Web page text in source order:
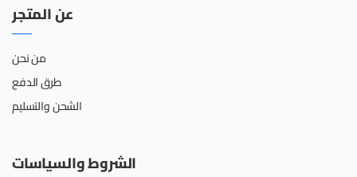
عن المتجر
من نحن
طرق الدفع
الشحن والتسليم
الشروط والسياسات